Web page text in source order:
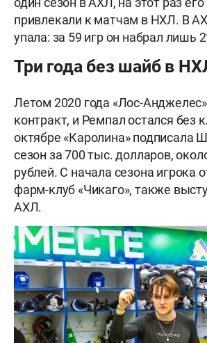
привлекали к матчам в НХЛ. В
упала: за 59 игр он набрал лишь
Три года без шайб в
Летом 2020 года «Лос-
контракт, и Ремпал остался без
октябре «Каролина» подписала
сезон за 700 тыс. долларов,
рублей. С начала сезона игрока
фарм-клуб «Чикаго», также
АХЛ.